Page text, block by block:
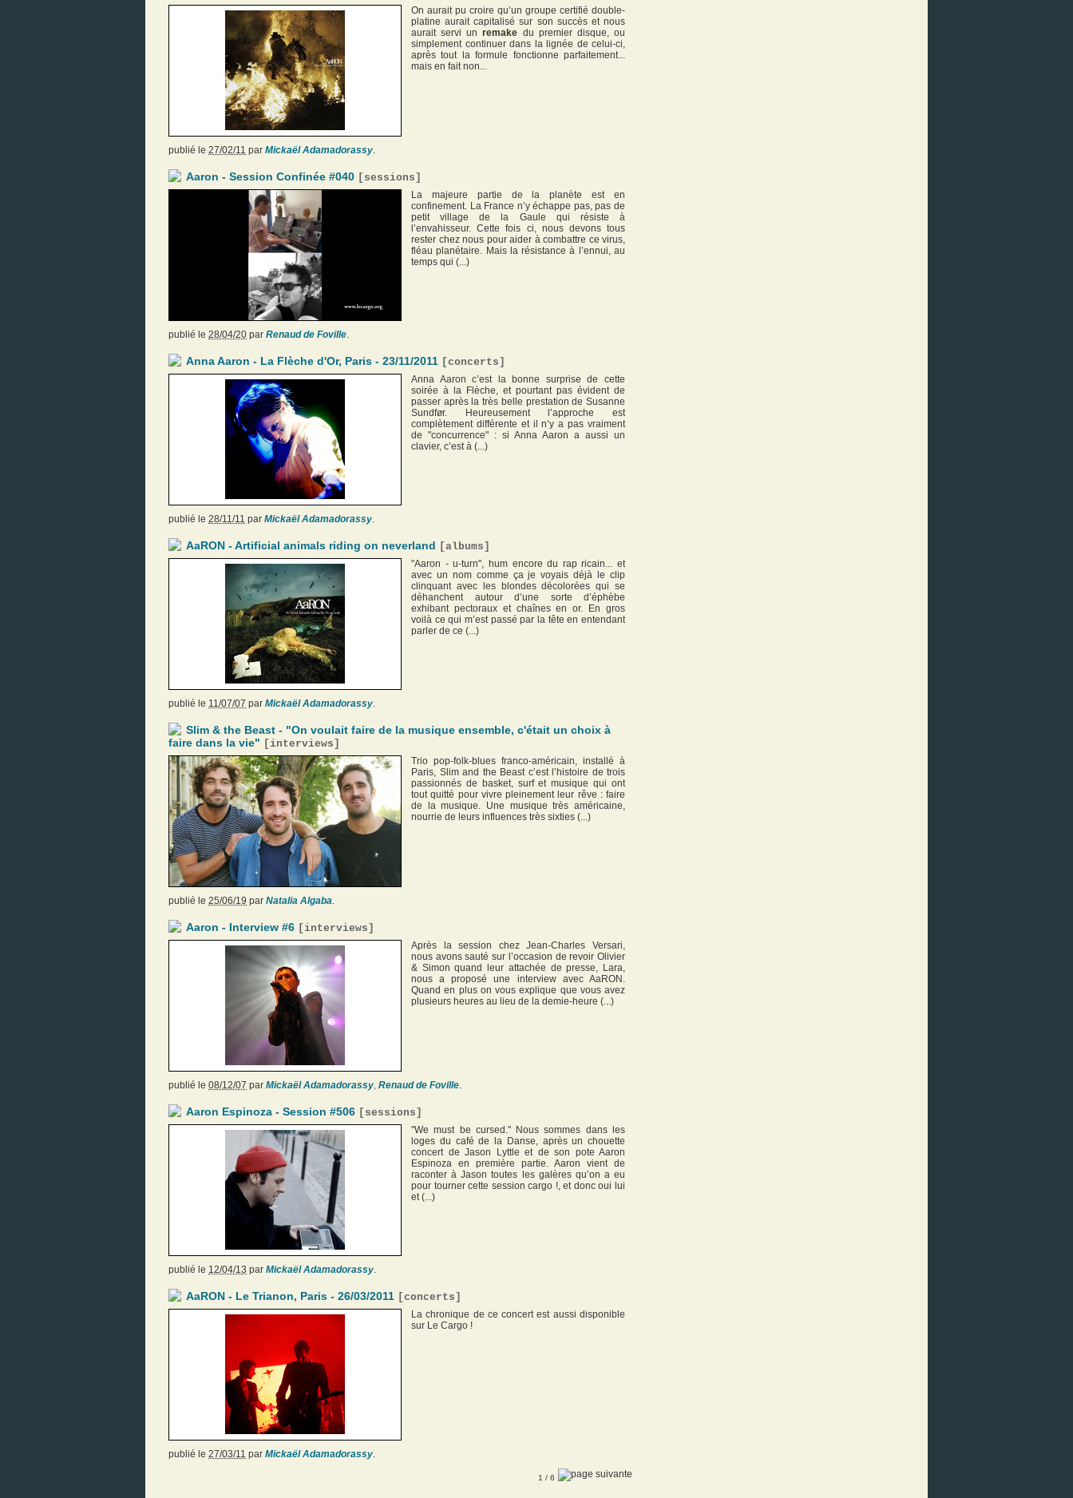
On aurait pu croire qu’un groupe certifié double-
platine aurait capitalisé sur son succès et nous
aurait servi unremake du premier disque, ou
simplement continuer dans la lignée de celui-ci,
après tout la formule fonctionne parfaitement...
mais en fait non...
publié le 27/02/11 par Mickaël Adamadorassy.
Aaron - Session Confinée #040 [ sessions ]
La majeure partie de la planète est en
confinement. La France n’y échappe pas, pas de
petit village de la Gaule qui résiste à
l’envahisseur. Cette fois ci, nous devons tous
rester chez nous pour aider à combattre ce virus,
fléau planétaire. Mais la résistance à l’ennui, au
temps qui (...)
publié le 28/04/20 par Renaud de Foville.
Anna Aaron - La Flèche d'Or, Paris - 23/11/2011 [concerts ]
Anna Aaron c’est la bonne surprise de cette
soirée à la Flèche, et pourtant pas évident de
passer après la très belle prestation de Susanne
Sundfør. Heureusement l’approche est
complètement différente et il n’y a pas vraiment
de "concurrence" : si Anna Aaron a aussi un
clavier, c’est à (...)
publié le 28/11/11 par Mickaël Adamadorassy.
AaRON - Artificial animals riding on neverland [albums ]
"Aaron - u-turn", hum encore du rap ricain... et
avec un nom comme ça je voyais déjà le clip
clinquant avec les blondes décolorées qui se
déhanchent autour d’une sorte d’éphèbe
exhibant pectoraux et chaînes en or. En gros
voilà ce qui m’est passé par la tête en entendant
parler de ce (...)
publié le 11/07/07 par Mickaël Adamadorassy.
Slim & the Beast - "On voulait faire de la musique ensemble, c'était un choix à
faire dans la vie" [interviews ]
Trio pop-folk-blues franco-américain, installé à
Paris, Slim and the Beast c’est l’histoire de trois
passionnés de basket, surf et musique qui ont
tout quitté pour vivre pleinement leur rêve : faire
de la musique. Une musique très américaine,
nourrie de leurs influences très sixties (...)
publié le 25/06/19 par Natalia Algaba.
Aaron - Interview #6 [interviews ]
Après la session chez Jean-Charles Versari,
nous avons sauté sur l’occasion de revoir Olivier
& Simon quand leur attachée de presse, Lara,
nous a proposé une interview avec AaRON.
Quand en plus on vous explique que vous avez
plusieurs heures au lieu de la demie-heure (...)
publié le 08/12/07 par Mickaël Adamadorassy, Renaud de Foville.
Aaron Espinoza - Session #506 [ sessions ]
"We must be cursed." Nous sommes dans les
loges du café de la Danse, après un chouette
concert de Jason Lyttle et de son pote Aaron
Espinoza en première partie. Aaron vient de
raconter à Jason toutes les galères qu’on a eu
pour tourner cette session cargo !, et donc oui lui
et (...)
publié le 12/04/13 par Mickaël Adamadorassy.
AaRON - Le Trianon, Paris - 26/03/2011 [concerts ]
La chronique de ce concert est aussi disponible
sur Le Cargo !
publié le 27/03/11 par Mickaël Adamadorassy.
1 / 6